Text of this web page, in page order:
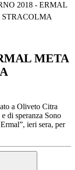
2018 - ERMAL
META
a Oliveto Citra
di speranza Sono
ieri sera, per